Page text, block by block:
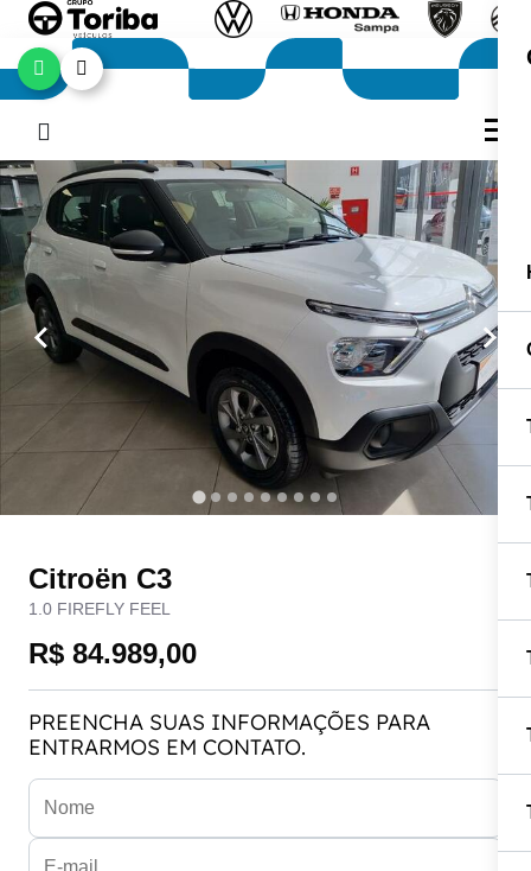
Citroën C3
1.0 FIREFLY FEEL
R$ 84.989,00
PREENCHA SUAS INFORMAÇÕES PARA
ENTRARMOS EM CONTATO.